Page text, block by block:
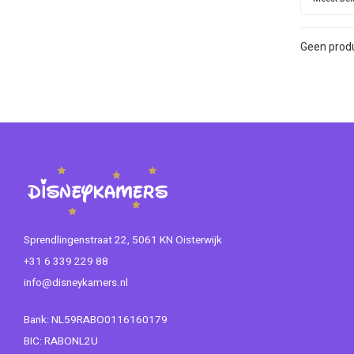
Geen
Sprendlingenstraat 22, 5061 KN Oisterwijk
+31 6 339 229 88
info@disneykamers.nl
Bank: NL59RABO0116160179
BIC: RABONL2U